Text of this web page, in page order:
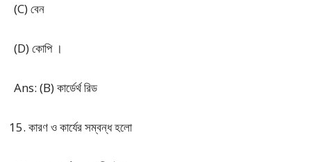
(C) বেন
(D) কোপি ।
Ans: (B) কার্ডের্থ রিড
কারণ ও কার্যের সম্বন্ধ হলো